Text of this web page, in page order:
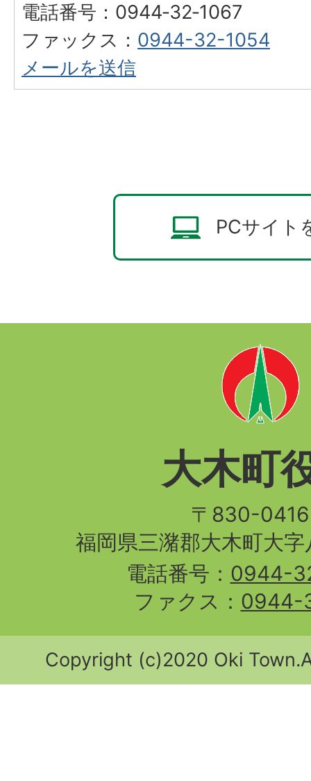
電話番号：0944‐32‐1067
ファックス： 0944-32-1054
メールを送信
PCサイト
大木町
〒830-
福岡県三潴郡大木町大
電話番号： 0944-
ファクス： 0944-
Copyright (c)2020 Oki